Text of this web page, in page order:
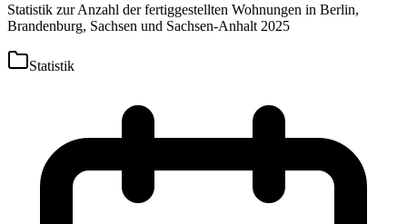
Statistik zur Anzahl der fertiggestellten Wohnungen in Berlin,
Brandenburg, Sachsen und Sachsen-Anhalt 2025
Statistik